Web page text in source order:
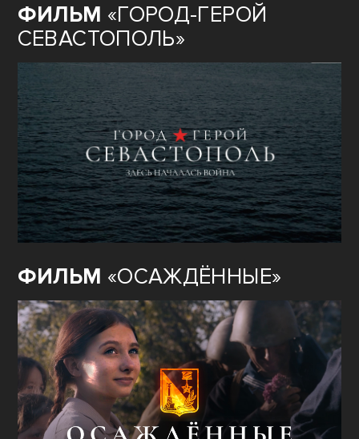
ФИЛЬМ «ГОРОД-ГЕРОЙ
СЕВАСТОПОЛЬ»
ФИЛЬМ «ОСАЖДЁННЫЕ»